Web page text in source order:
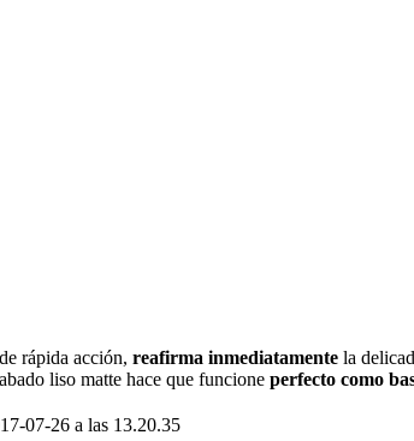
rápida acción, reafirma inmediatamente la
liso matte hace que funcione perfecto como